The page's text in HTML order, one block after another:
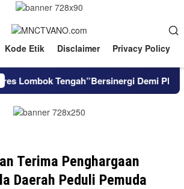
Kode Etik Disclaimer Privacy Policy
Tengah”Bersinergi Demi Playanan
Terima Penghargaan
Daerah Peduli Pemuda